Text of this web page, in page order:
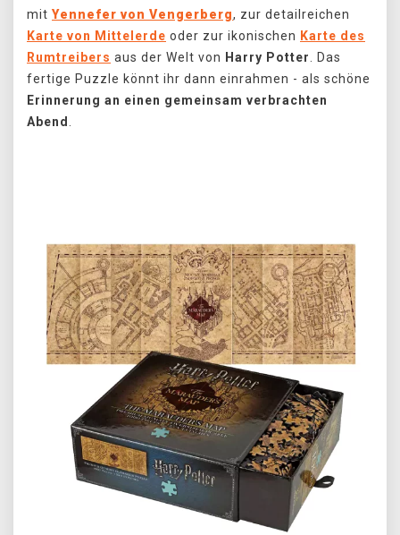
mit Yennefer von Vengerberg, zur detailreichen
Karte von Mittelerde oder zur ikonischen Karte des
Rumtreibers aus der Welt von Harry Potter
. Das
fertige Puzzle könnt ihr dann einrahmen - als schöne
Erinnerung an einen gemeinsam verbrachten
Abend